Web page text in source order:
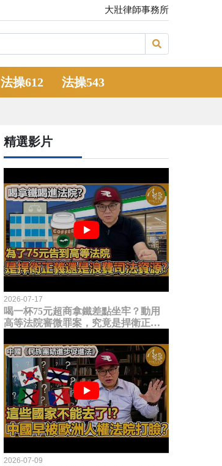
大壯律師事務所
法操612 法操543
精選影片
2026-07-17
喝一杯75元超商拿鐵差點坐牢？動用
高等法院審微罪案，究竟是捍衛正義
2026-07-09